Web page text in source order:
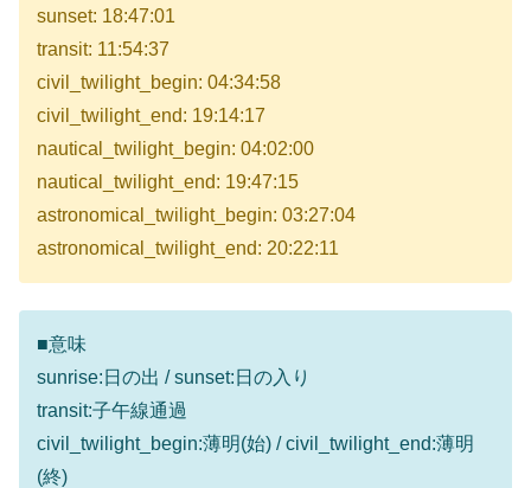
sunset: 18:47:01
transit: 11:54:37
civil_twilight_begin: 04:34:58
civil_twilight_end: 19:14:17
nautical_twilight_begin: 04:02:00
nautical_twilight_end: 19:47:15
astronomical_twilight_begin: 03:27:04
astronomical_twilight_end: 20:22:11
■意味
sunrise:日の出 / sunset:日の入り
transit:子午線通過
civil_twilight_begin:薄明(始) / civil_twilight_end:薄明
(終)